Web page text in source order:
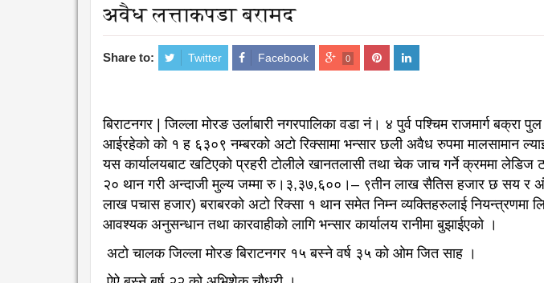
अवैध लत्ताकपडा बरामद
Share to: Twitter Facebook 0
बिराटनगर | जिल्ला मोरङ उर्लाबारी नगरपालिका वडा नं। ४ पुर्व पश्चिम राजमार्ग बक्रा
आईरहेको को १ ह ६३०९ नम्बरको अटो रिक्सामा भन्सार छली अवैध रुपमा मालसामान
यस कार्यालयबाट खटिएको प्रहरी टोलीले खानतलासी तथा चेक जाच गर्ने क्रममा लेडिज
२० थान गरी अन्दाजी मुल्य जम्मा रु।३,३७,६००।– ९तीन लाख सैतिस हजार छ सय
लाख पचास हजार) बराबरको अटो रिक्सा १ थान समेत निम्न व्यक्तिहरुलाई नियन्त्रणमा
आवश्यक अनुसन्धान तथा कारवाहीको लागि भन्सार कार्यालय रानीमा बुझाईएको ।
अटो चालक जिल्ला मोरङ बिराटनगर १५ बस्ने वर्ष ३५ को ओम जित साह ।